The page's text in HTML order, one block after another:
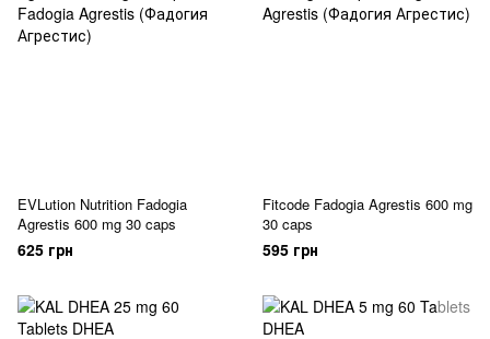
EVLution Nutrition Fadogia
Agrestis 600 mg 30 caps
625 грн
Fitcode Fadogia Agrestis 600 mg
30 caps
595 грн